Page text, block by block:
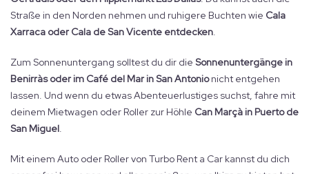
Straße in den Norden nehmen und ruhigere Buchten wie Cala
Xarraca oder Cala de San Vicente entdecken
Zum Sonnenuntergang solltest du dir die Sonnenuntergänge in
Benirràs oder im Café del Mar in San Antonionicht entgehen
lassen. Und wenn du etwas Abenteuerlustiges suchst, fahre mit
deinem Mietwagen oder Roller zur Höhle Can Marçà in Puerto de
San Miguel
Mit einem Auto oder Roller von Turbo Rent a Car kannst du dich